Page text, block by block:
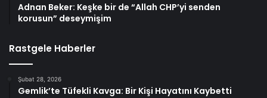
Adnan Beker: Keşke bir de “Allah CHP’yi senden
korusun” deseymişim
Rastgele Haberler
Şubat 28, 2026
Gemlik’te Tüfekli Kavga: Bir Kişi Hayatını Kaybetti